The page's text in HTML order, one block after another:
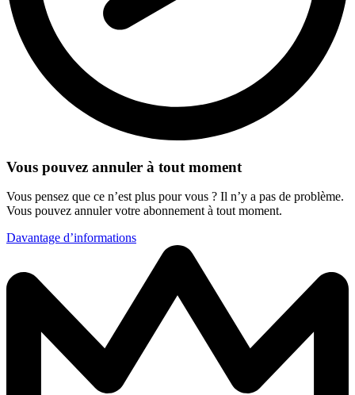
Vous pouvez annuler à tout moment
Vous pensez que ce n’est plus pour vous ? Il n’y a pas de problème.
Vous pouvez annuler votre abonnement à tout moment.
Davantage d’informations